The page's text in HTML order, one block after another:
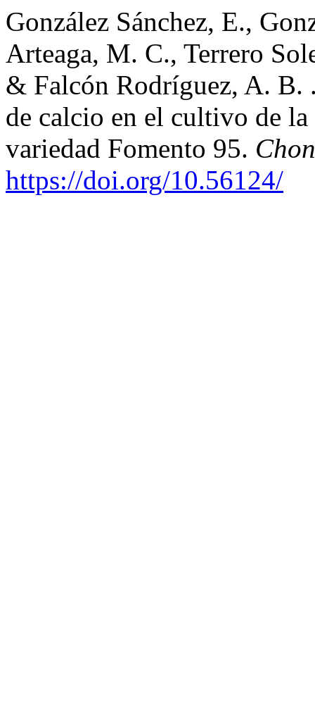
González Sánchez, E.,
Arteaga, M. C., Terrero
& Falcón Rodríguez, A. B.
de calcio en el cultivo de
variedad Fomento 95.
https://doi.org/10.56124/